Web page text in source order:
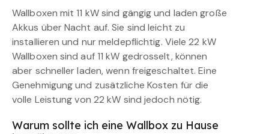
Wallboxen mit 11 kW sind gängig und laden große
Akkus über Nacht auf. Sie sind leicht zu
installieren und nur meldepflichtig. Viele 22 kW
Wallboxen sind auf 11 kW gedrosselt, können
aber schneller laden, wenn freigeschaltet. Eine
Genehmigung und zusätzliche Kosten für die
volle Leistung von 22 kW sind jedoch nötig.
Warum sollte ich eine Wallbox zu Hause